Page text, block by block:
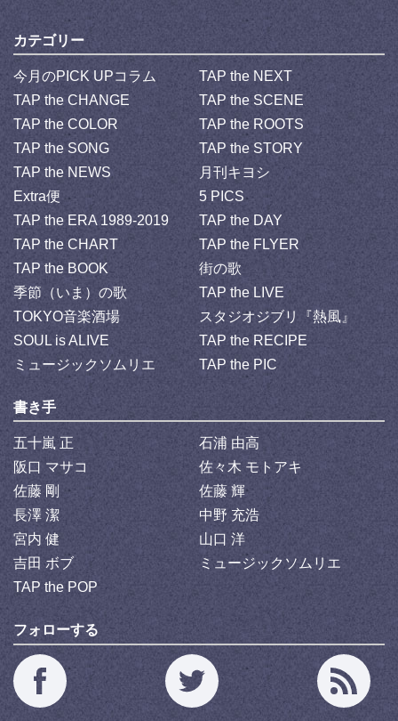
カテゴリー
今月のPICK UPコラム
TAP the NEXT
TAP the CHANGE
TAP the SCENE
TAP the COLOR
TAP the ROOTS
TAP the SONG
TAP the STORY
TAP the NEWS
月刊キヨシ
Extra便
5 PICS
TAP the ERA 1989-2019
TAP the DAY
TAP the CHART
TAP the FLYER
TAP the BOOK
街の歌
季節（いま）の歌
TAP the LIVE
TOKYO音楽酒場
スタジオジブリ『熱風』
SOUL is ALIVE
TAP the RECIPE
ミュージックソムリエ
TAP the PIC
書き手
五十嵐 正
石浦 由高
阪口 マサコ
佐々木 モトアキ
佐藤 剛
佐藤 輝
長澤 潔
中野 充浩
宮内 健
山口 洋
吉田 ボブ
ミュージックソムリエ
TAP the POP
フォローする